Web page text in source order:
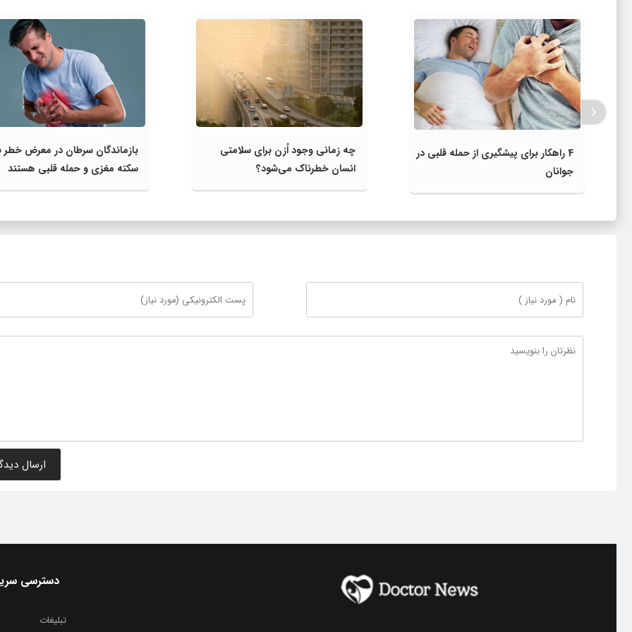
4 راهکار برای پیشگیری از حمله قلبی در
جوانان
چه زمانی وجود اُزن برای سلامتی
انسان خطرناک می‌شود؟
بازماندگان سرطان در معرض خطر
سکته مغزی و حمله قلبی هستند
‹
دسترسی
تبلیغات